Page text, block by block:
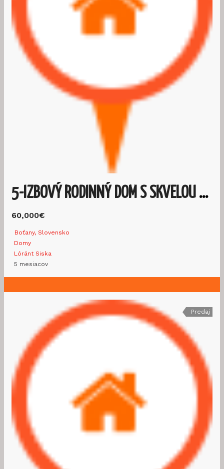
5-IZBOVÝ RODINNÝ DOM S SKVELOU POLOHOU – BOŤANY
60,000€
Boťany, Slovensko
Domy
Lóránt Siska
5 mesiacov
Predaj